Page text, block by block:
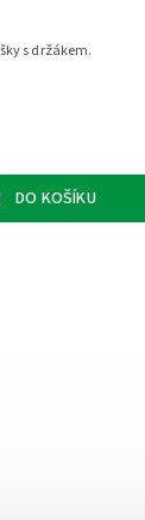
DO KOŠÍKU
s držákem.